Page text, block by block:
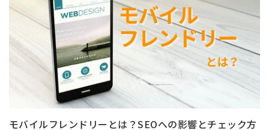
モバイルフレンドリーとは？SEOへの影響とチェック方